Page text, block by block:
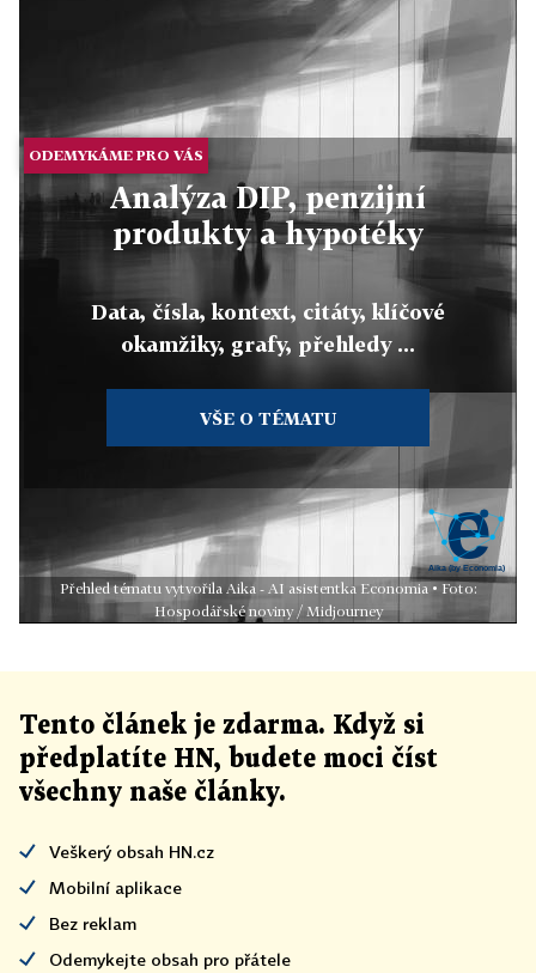
ODEMYKÁME PRO VÁS
Analýza DIP, penzijní
produkty a hypotéky
Data, čísla, kontext, citáty, klíčové
okamžiky, grafy, přehledy ...
VŠE O TÉMATU
Přehled tématu vytvořila Aika - AI asistentka Economia • Foto:
Hospodářské noviny / Midjourney
Tento článek je zdarma. Když si
předplatíte HN, budete moci číst
všechny naše články.
Veškerý obsah HN.cz
Mobilní aplikace
Bez reklam
Odemykejte obsah pro přátele